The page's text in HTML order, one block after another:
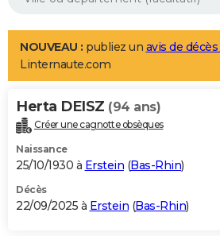
Aménagement intérieur
LIFESTYLE
Art de vivre
Bien-être
Loisirs
Mode
Modes de vie
Alimentation
Guide de la santé
Maladies
Médicaments
Sommeil
VOYAGE
Destinations
City break
Voyage nature
Voyage de noces
Forum
Climat
+PHOTO
GUIDES D'ACHAT
BONS PLANS
NOUVEAU : publiez un avis de
Linternaute.com
Herta DEISZ (94 ans)
Créer une cagnotte obsèques
Naissance
25/10/1930 à Erstein (Bas-Rhin)
Décès
22/09/2025 à Erstein (Bas-Rhin)